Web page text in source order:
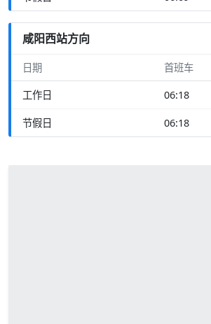
咸阳西站方向
日期 首班车
工作日 06:18
节假日 06:18